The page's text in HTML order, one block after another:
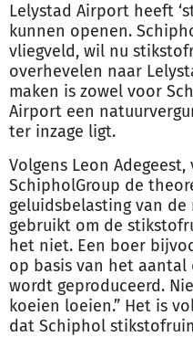
Lelystad Airport heeft
kunnen openen.
vliegveld, wil nu
overhevelen naar
maken is zowel voor
Airport een natuur
ter inzage ligt.
Volgens Leon
SchipholGroup de
geluidsbelasting van
gebruikt om de
het niet. Een boer
op basis van het
wordt geproduceerd.
koeien loeien.” Het is
dat Schiphol